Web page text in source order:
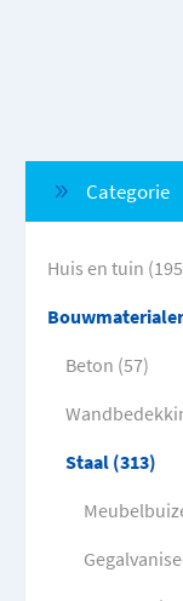
Categorie
Huis en tuin
Beton (57)
Staal (313)